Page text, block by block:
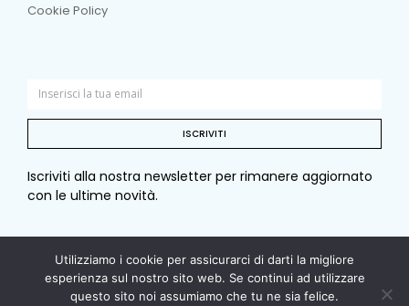
Cookie Policy
ISCRIVITI
Iscriviti alla nostra newsletter per rimanere aggiornato
con le ultime novità.
© Copyright 2026 Sotto e sopra. Tutti i diritti riservati. –
Utilizziamo i cookie per assicurarci di darti la migliore
esperienza sul nostro sito web. Se continui ad utilizzare
questo sito noi assumiamo che tu ne sia felice.